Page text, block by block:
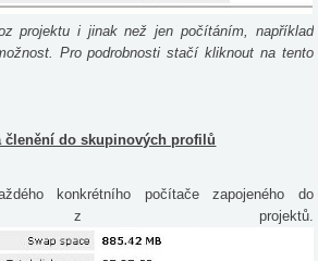
projektu i jinak než jen počítáním, například
Pro podrobnosti stačí kliknout na tento
členění do skupinových profilů
konkrétního počítače zapojeného do
z projektů.